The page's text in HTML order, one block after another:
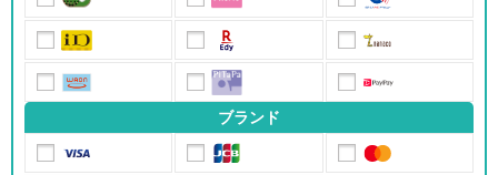
モビットVISA-W
ブランド